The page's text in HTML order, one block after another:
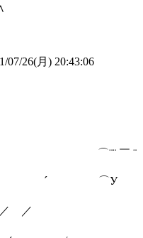
07/26(月) 20:43:06
￣ ¨